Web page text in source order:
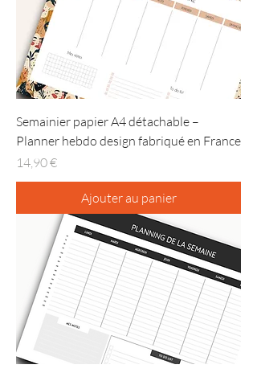
Semainier papier A4 détachable –
Planner hebdo design fabriqué en France
Prix
14,90 €
Ajouter au panier